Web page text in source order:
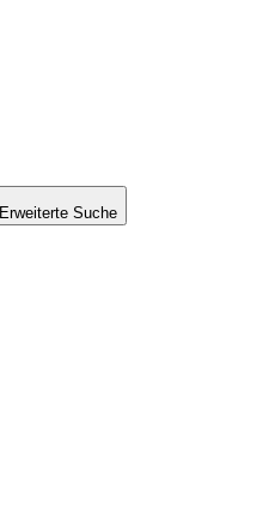
Erweiterte Suche